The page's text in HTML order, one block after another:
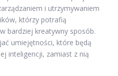
i utrzymywaniem
którzy potrafią
bardziej kreatywny sposób.
umiejętności, które będą
inteligencji, zamiast z nią